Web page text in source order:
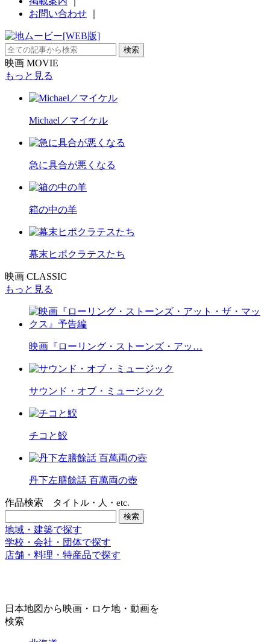
お問い合わせ
映画 MOVIE
もっと見る
Michael／マイケル
急に具合が悪くなる
箱の中の羊
幕末ヒポクラテスたち
映画 CLASSIC
もっと見る
映画『ローリング・ストーンズ・アッ…
サウンド・オブ・ミュージック
チコと鮫
丹下左膳餘話 百萬両の壺
作品検索 タイトル・人・etc.
地域・建築で探す
学校・会社・団体で探す
店舗・料理・特産品で探す
日本地図から映画・ロケ地・動画を
検索